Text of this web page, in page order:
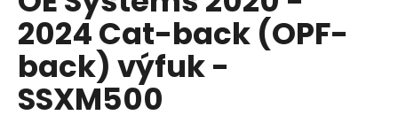
2024 Cat-back (OPF-
back) výfuk -
SSXM500
o
m
m
e
n
d